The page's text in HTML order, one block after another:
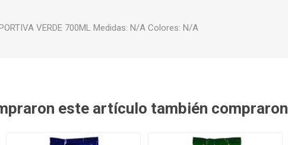
VERDE 700ML Medidas: N/A Colores: N/A
este artículo también compraron